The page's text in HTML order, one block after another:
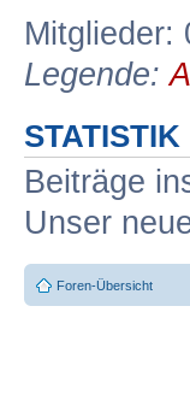
Mitglieder:
Legende:
STATISTIK
Beiträge
Unser
Foren-Übersicht